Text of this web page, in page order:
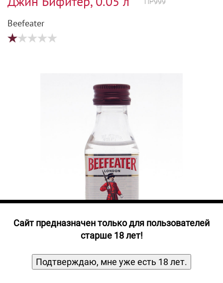
Наша команда
关于我们
Пиво и слабоалк. напитки
Ликер
Продукты, Посуда, Аксессуары
Beefeater
Cайт предназначен только для пользователей
старше 18 лет!
Подтверждаю, мне уже есть 18 лет.